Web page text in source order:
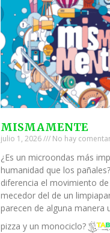
MISMAMENTE
julio 1, 2026 No hay
¿Es un microondas más
humanidad que los
diferencia el movimiento
mecedor del de un
parecen de alguna manera
pizza y un monociclo?